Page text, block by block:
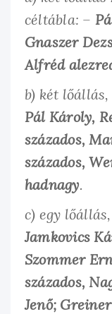
céltábla: –
Gnaszer
Alfréd
b) két lőállás,
Pál Károly,
százados,
százados,
hadnagy.
c) egy
Jamkovics
Szommer
százados,
Jenő;